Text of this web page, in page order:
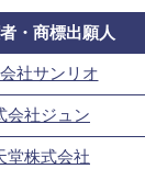
・商標出願人
社サンリオ
会社ジュン
堂株式会社